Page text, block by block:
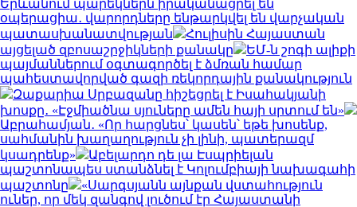
Երևանում պարեկներն իրականացրել են
օպերացիա․ վարորդները ենթարկվել են վարչական
պատասխանատվության
Հուլիսին Հայաստան
այցելած զբոսաշրջիկների քանակը
ԵՄ-ն շոգի ալիքի
պայմաններում օգտագործել է ձմռան համար
պահեստավորված գազի ռեկորդային քանակություն
Զաքարիա Սրբազանը հիշեցրել է Իսահակյանի
խոսքը․ «Էջմիածնա սյուները ամեն հայի սրտում են»
Աբրահամյան․ «Որ հարցնես՝ կասեն՝ եթե խոսենք,
սահմանին խաղաղություն չի լինի, պատերազմ
կսադրենք»
Աբելարդո դե լա Էսպրիելան
պաշտոնապես ստանձնել է Կոլումբիայի նախագահի
պաշտոնը
«Սարգսյանն այնքան վստահություն
ուներ, որ մեկ զանգով լուծում էր Հայաստանի